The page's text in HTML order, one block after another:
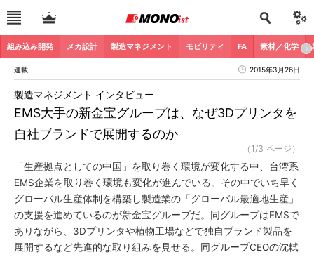
組み込み開発 メカ設計 製造マネジメント モビリティ FA 素材／化学
連載 2015年3月26日
EMS大手の新金宝グループは、なぜ3Dプリンタを
自社ブランドで展開するのか
製造マネジメント インタビュー
（1/3 ページ）
「生産拠点としての中国」を取り巻く環境が変化する中、台湾系
EMS企業を取り巻く環境も変化が進んでいる。その中でいち早く
グローバル生産体制を構築し製造業の「グローバル最適地生産」
の支援を進めているのが新金宝グループだ。同グループはEMSで
ありながら、3Dプリンタや植物工場などで独自ブランド製品を
展開するなど先進的な取り組みを見せる。同グループCEOの沈軾